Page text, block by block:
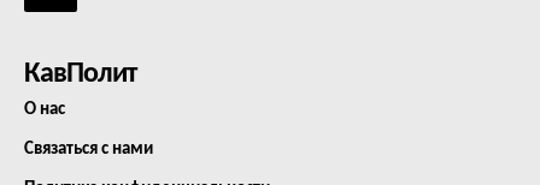
КавПолит
О нас
Связаться с нами